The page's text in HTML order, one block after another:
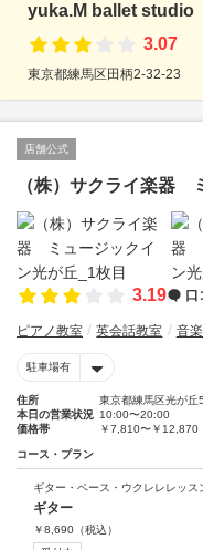
yuka.M ballet studio
3.07
東京都練馬区田柄2-32-23
店舗公式
（株）サクライ楽器
3.19 口
ピアノ教室 英会話教室 音
駐車場有
住所
東京都練馬区光が丘
本日の営業状況 10:00〜20:00
価格帯
￥7,810〜￥12,870
コース・プラン
ギター・ベース・ウクレレレッス
ギター
￥8,690 （税込）